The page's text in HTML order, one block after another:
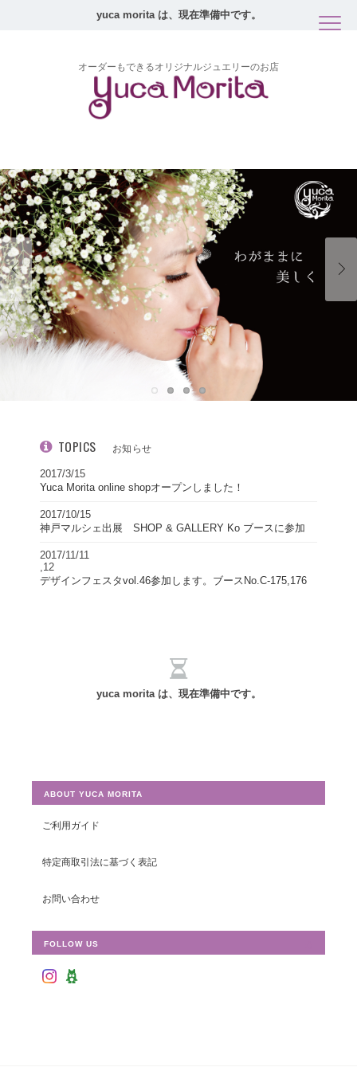
yuca morita は、現在準備中です。
オーダーもできるオリジナルジュエリーのお店
TOPICS お知らせ
2017/3/15
Yuca Morita online shopオープンしました！
2017/10/15
神戸マルシェ出展 SHOP & GALLERY Ko ブースに参加
2017/11/11
,12
デザインフェスタvol.46参加します。ブースNo.C-175,176
yuca morita は、現在準備中です。
ABOUT YUCA MORITA
ご利用ガイド
特定商取引法に基づく表記
お問い合わせ
FOLLOW US